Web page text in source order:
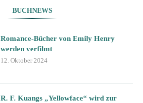
BUCHNEWS
Romance-Bücher von Emily Henry
werden verfilmt
12. Oktober 2024
R. F. Kuangs „Yellowface“ wird zur